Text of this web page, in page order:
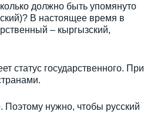
должно быть упомянуто
В настоящее время в
– кыргызский,
статус государственного. При
нужно, чтобы русский